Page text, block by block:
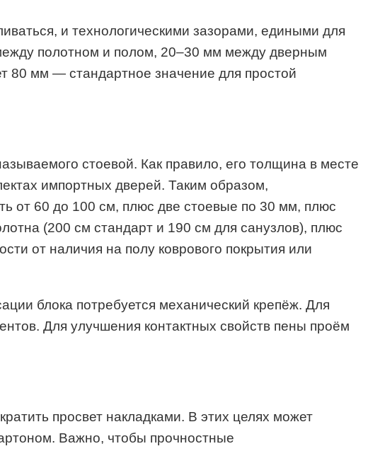
и технологическими зазорами, едиными для
полотном и полом, 20–30 мм между дверным
80 мм — стандартное значение для простой
стоевой. Как правило, его толщина в месте
импортных дверей. Таким образом,
от 60 до 100 см, плюс две стоевые по 30 мм, плюс
(200 см стандарт и 190 см для санузлов), плюс
от наличия на полу коврового покрытия или
блока потребуется механический крепёж. Для
Для улучшения контактных свойств пены проём
просвет накладками. В этих целях может
Важно, чтобы прочностные